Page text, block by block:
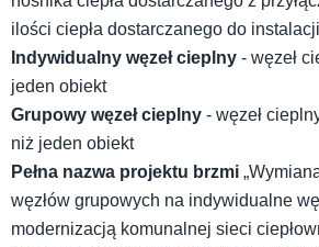
ilości ciepła dostarczanego do
Indywidualny węzeł cieplny - węzeł
jeden obiekt
Grupowy węzeł cieplny - węzeł
niż jeden obiekt
Pełna nazwa projektu brzmi
węzłów grupowych na indywidualne
modernizacją komunalnej sieci